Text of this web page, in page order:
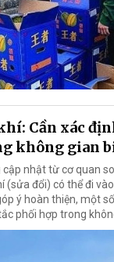
Cần xác
không gian
nhật từ cơ quan
(sửa đổi) có thể đi
ý hoàn thiện, một
phối hợp trong